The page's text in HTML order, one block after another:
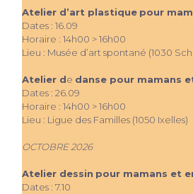
Atelier d’art plastique pour
Dates : 16.09
Horaire : 14h00 > 16h00
Lieu : Musée d’art spontané (1030
Atelier de danse pour mamans
Dates : 26.09
Horaire : 14h00 > 16h00
Lieu : Ligue des Familles (1050 Ixelles)
OCTOBRE 2026
Atelier dessin pour mamans et
Dates : 7.10